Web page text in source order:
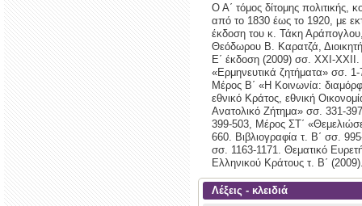
Ο Α΄ τόμος δίτομης πολιτικής,
από το 1830 έως το 1920, με
έκδοση του κ. Τάκη
Θεόδωρου Β. Καρατζά,
Ε΄ έκδοση (2009) σσ. ΧΧΙ-
«Ερμηνευτικά ζητήματα» σσ.
Μέρος Β΄ «Η Κοινωνία:
εθνικό Κράτος, εθνική
Ανατολικό Ζήτημα» σσ. 331-
399-503, Μέρος ΣΤ΄
660. Βιβλιογραφία τ. Β΄ σσ.
σσ. 1163-1171. Θεματικό
Ελληνικού Κράτους τ. Β΄
Λέξεις - κλειδιά